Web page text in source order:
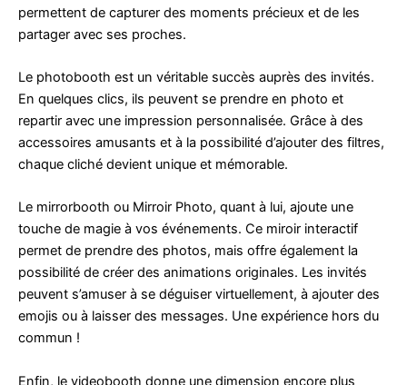
permettent de capturer des moments précieux et de les
partager avec ses proches.
Le photobooth est un véritable succès auprès des invités.
En quelques clics, ils peuvent se prendre en photo et
repartir avec une impression personnalisée. Grâce à des
accessoires amusants et à la possibilité d’ajouter des filtres,
chaque cliché devient unique et mémorable.
Le mirrorbooth ou Mirroir Photo, quant à lui, ajoute une
touche de magie à vos événements. Ce miroir interactif
permet de prendre des photos, mais offre également la
possibilité de créer des animations originales. Les invités
peuvent s’amuser à se déguiser virtuellement, à ajouter des
emojis ou à laisser des messages. Une expérience hors du
commun !
Enfin, le videobooth donne une dimension encore plus